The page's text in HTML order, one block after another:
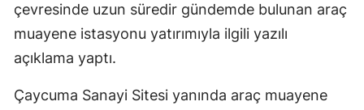
çevresinde uzun süredir gündemde bulunan araç
muayene istasyonu yatırımıyla ilgili yazılı
açıklama yaptı.
Çaycuma Sanayi Sitesi yanında araç muayene